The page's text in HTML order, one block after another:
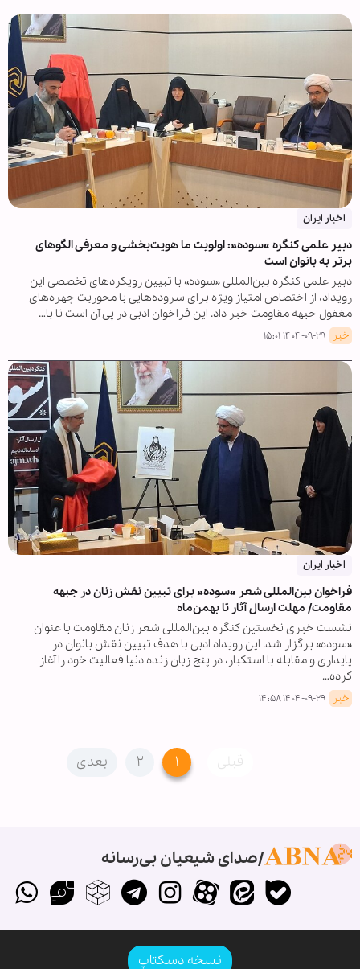
اخبار ایران
دبیر علمی کنگره «سوده»: اولویت ما هویت‌بخشی و معرفی الگوهای
برتر به بانوان است
دبیر علمی کنگره بین‌المللی «سوده» با تبیین رویکردهای تخصصی این
رویداد، از اختصاص امتیاز ویژه برای سروده‌هایی با محوریت چهره‌های
مغفول جبهه مقاومت خبر داد. این فراخوان ادبی در پی آن است تا با…
خبر ۱۴۰۴-۰۹-۲۹ ۱۵:۰۱
اخبار ایران
فراخوان بین‌المللی شعر «سوده» برای تبیین نقش زنان در جبهه
مقاومت/ مهلت ارسال آثار تا بهمن‌ماه
نشست خبری نخستین کنگره بین‌المللی شعر زنان مقاومت با عنوان
«سوده» برگزار شد. این رویداد ادبی با هدف تبیین نقش بانوان در
پایداری و مقابله با استکبار، در پنج زبان زنده دنیا فعالیت خود را آغاز
کرده…
خبر ۱۴۰۴-۰۹-۲۹ ۱۴:۵۸
قبلی ۱ ۲ بعدی
صدای شیعیان بی‌رسانه
نسخه دسکتاپ